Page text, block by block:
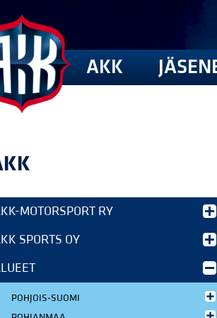
AKK
MOTORSPORT RY
SPORTS OY
POHJOIS-SUOMI